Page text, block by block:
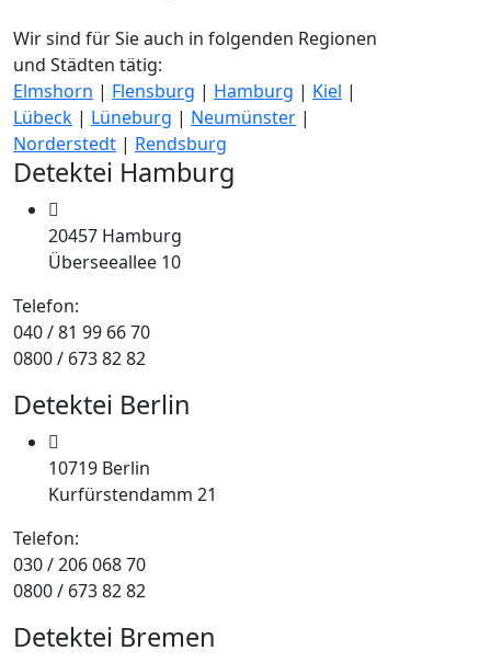
Wir sind für Sie auch in folgenden Regionen
und Städten tätig:
Elmshorn | Flensburg | Hamburg | Kiel |
Lübeck | Lüneburg | Neumünster |
Norderstedt | Rendsburg
Detektei Hamburg
20457 Hamburg
Überseeallee 10
Telefon:
040 / 81 99 66 70
0800 / 673 82 82
Detektei Berlin
10719 Berlin
Kurfürstendamm 21
Telefon:
030 / 206 068 70
0800 / 673 82 82
Detektei Bremen